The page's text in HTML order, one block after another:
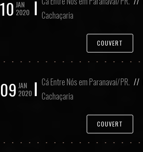
10 JAN
2020
Cachaçaria
COUVERT
09 JAN
2020
Cá Entre Nós em Paranavaí/PR. //
Cachaçaria
COUVERT